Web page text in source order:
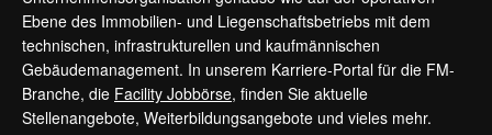
Ebene des Immobilien- und Liegenschaftsbetriebs mit dem
technischen, infrastrukturellen und kaufmännischen
Gebäudemanagement. In unserem Karriere-Portal für die FM-
Branche, die Facility Jobbörse, finden Sie aktuelle
Stellenangebote, Weiterbildungsangebote und vieles mehr.